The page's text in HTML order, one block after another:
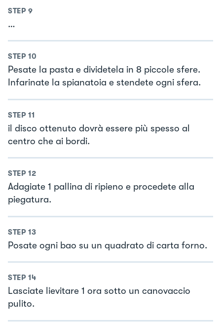
STEP 9
…
STEP 10
Pesate la pasta e dividetela in 8 piccole sfere.
Infarinate la spianatoia e stendete ogni sfera.
STEP 11
il disco ottenuto dovrà essere più spesso al
centro che ai bordi.
STEP 12
Adagiate 1 pallina di ripieno e procedete alla
piegatura.
STEP 13
Posate ogni bao su un quadrato di carta forno.
STEP 14
Lasciate lievitare 1 ora sotto un canovaccio
pulito.